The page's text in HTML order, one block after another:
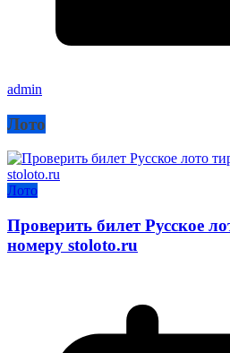
admin
Лото
Лото
Проверить билет Русское
номеру stoloto.ru